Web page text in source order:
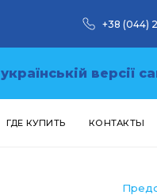
+38 (044)
українській версії
ГДЕ КУПИТЬ КОНТАКТЫ